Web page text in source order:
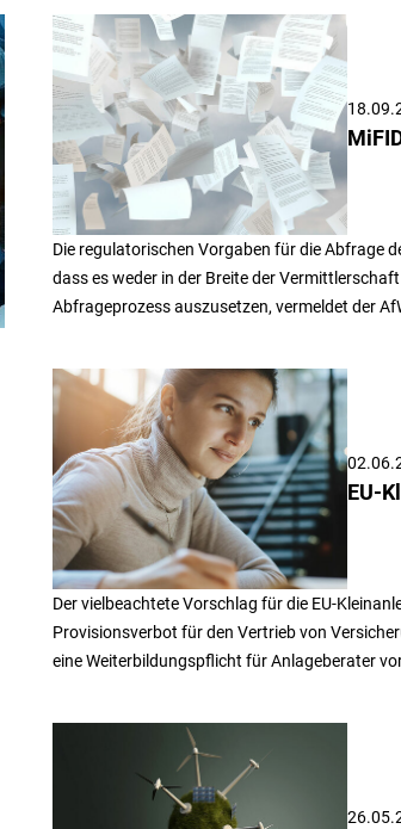
Die regulatorischen Vorgaben für die Abfrage
dass es weder in der Breite der
Abfrageprozess auszusetzen, vermeldet der
EU-
Der vielbeachtete Vorschlag für die EU-
Provisionsverbot für den Vertrieb von
eine Weiterbildungspflicht für Anlageberater